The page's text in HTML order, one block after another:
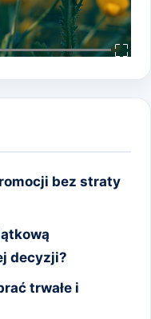
bez straty
decyzji?
trwałe i